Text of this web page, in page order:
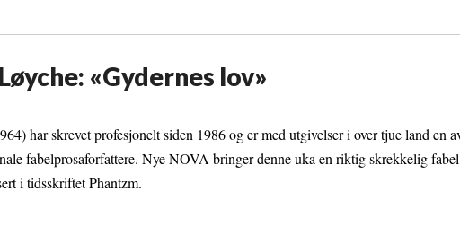
«Gydernes lov»
har skrevet profesjonelt siden 1986 og er med utgivelser i over tjue land en
fabelprosaforfattere. Nye NOVA bringer denne uka en riktig skrekkelig
i tidsskriftet Phantzm.